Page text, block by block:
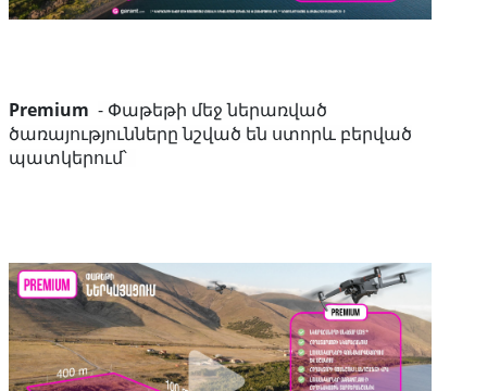
Premium - Փաթեթի մեջ ներառված
ծառայությունները նշված են ստորև բերված
պատկերում՝